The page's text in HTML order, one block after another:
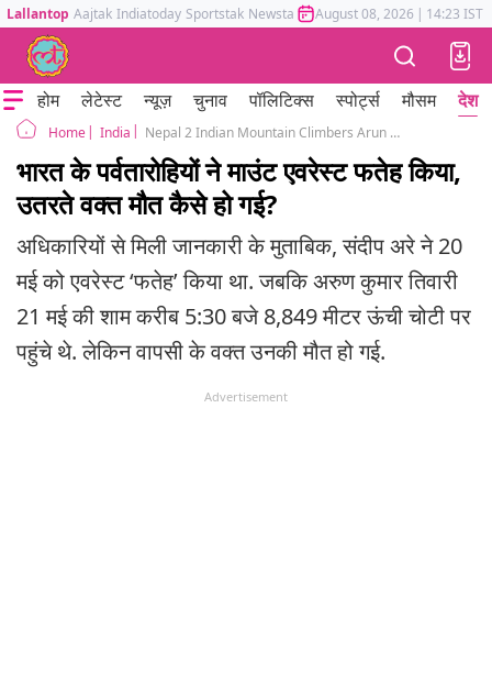
Lallantop Aajtak Indiatoday Sportstak Newstak Mumbai Tak Astrotak
August 08, 2026 | 14:23 IST
होम लेटेस्ट न्यूज़ चुनाव पॉलिटिक्स स्पोर्ट्स मौसम देश
Home India Nepal 2 Indian Mountain Climbers Arun Tiwari Sandeep Are Died In Mount Everest Death Zone
भारत के पर्वतारोहियों ने माउंट एवरेस्ट फतेह किया,
उतरते वक्त मौत कैसे हो गई?
अधिकारियों से मिली जानकारी के मुताबिक, संदीप अरे ने 20
मई को एवरेस्ट ‘फतेह’ किया था. जबकि अरुण कुमार तिवारी
21 मई की शाम करीब 5:30 बजे 8,849 मीटर ऊंची चोटी पर
पहुंचे थे. लेकिन वापसी के वक्त उनकी मौत हो गई.
Advertisement